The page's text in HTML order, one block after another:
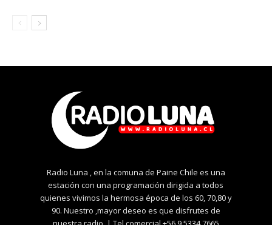
Radio Luna , en la comuna de Paine Chile es una
estación con una programación dirigida a todos
quienes vivimos la hermosa época de los 60, 70,80 y
90. Nuestro ,mayor deseo es que disfrutes de